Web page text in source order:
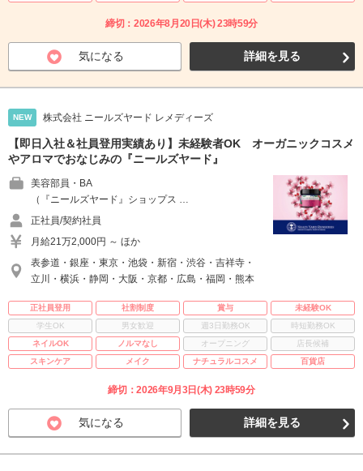
締切：2026年8月20日(木) 23時59分
気になる 詳細を見る
NEW 株式会社 ニールズヤード レメディーズ
【即日入社＆社員登用実績あり】未経験者OK オーガニックコスメ
やアロマでおなじみの『ニールズヤード』
美容部員・BA
（『ニールズヤード』ショップス …
正社員/契約社員
月給21万2,000円 ～ ほか
表参道・銀座・東京・池袋・新宿・渋谷・吉祥寺・
立川・横浜・静岡・大阪・京都・広島・福岡・熊本
正社員登用 社割制度 賞与
未経験OK
学生OK
男女歓迎 週3日勤務OK
時短勤務OK
ネイルOK
ノルマなし オープニング
店長候補
スキンケア
メイク ナチュラルコスメ 百貨店
締切：2026年9月3日(木) 23時59分
気になる 詳細を見る